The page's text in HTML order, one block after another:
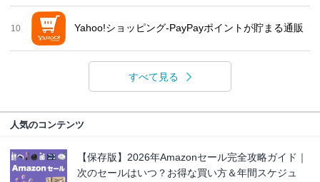
10 Yahoo!ショッピング-PayPayポイントが貯まる通販
すべて見る
人気のコンテンツ
【保存版】2026年Amazonセール完全攻略ガイド｜
次のセールはいつ？お得な買い方＆年間スケジュ